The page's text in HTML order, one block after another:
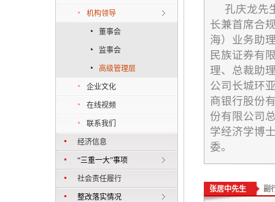
机构领导
董事会
监事会
高级管理层
企业文化
在线视频
联系我们
经济信息
“三重一大”事项
社会责任履行
整改落实情况
孔庆龙先
长兼首席合
海）业务助
民族证券有
理、总裁助
公司长城环
商银行股份
份有限公司
学经济学博
委。
张居中先生 副